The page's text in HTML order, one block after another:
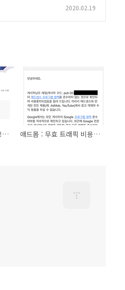
2020.02.19
다음 팁 백업 요청 하세요! : 다음신지식 애드몹 : 무효 트래픽 비용 증가하면 주의할 것 : Google 게시자 계정이 사용이중이됨